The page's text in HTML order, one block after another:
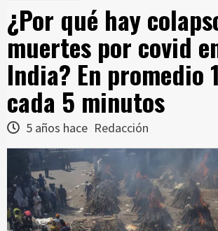
¿Por qué hay
muertes por covid
India? En promedio
cada 5 minutos
5 años hace Redacción